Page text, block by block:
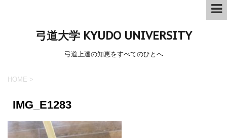
弓道大学 KYUDO UNIVERSITY
弓道上達の知恵をすべてのひとへ
HOME >
IMG_E1283